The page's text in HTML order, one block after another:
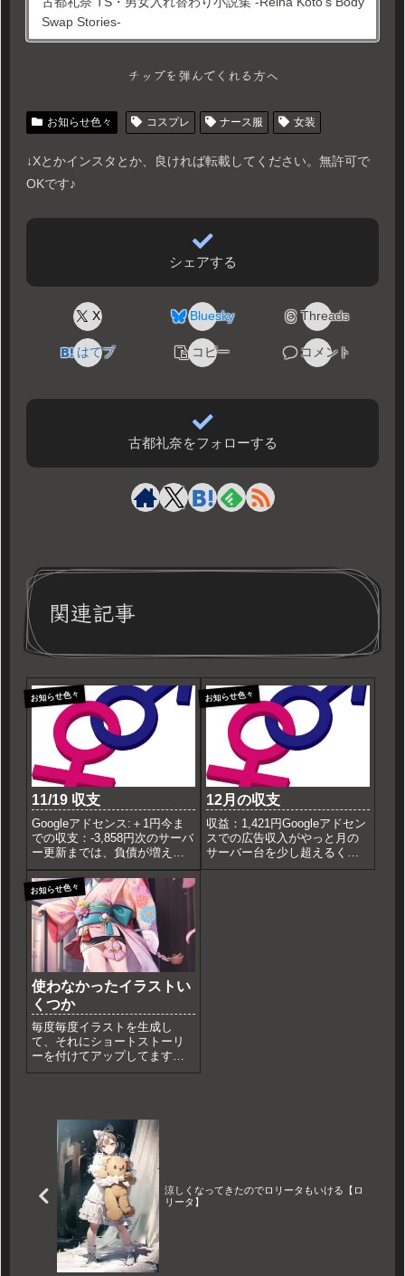
Swap Stories-
チップを弾んでくれる方へ
お知らせ色々 コスプレ ナース服 女装
↓Xとかインスタとか、良ければ転載してください。無許可で
OKです♪
シェアする
X Bluesky Threads
はてブ コピー コメント
古都礼奈をフォローする
関連記事
お知らせ色々
11/19 収支
Googleアドセンス:＋1円今ま
での収支：-3,858円次のサーバ
ー更新までは、負債が増えな
いだけマシですね。余計なこ
とをしなければですが。。。
お知らせ色々
12月の収支
収益：1,421円Googleアドセン
スでの広告収入がやっと月の
サーバー台を少し超えるくら
いになった。このブログを見
お知らせ色々
使わなかったイラストい
くつか
毎度毎度イラストを生成し
て、それにショートストーリ
ーを付けてアップしてますが
諸事情により使わなかったイ
いという訳では無いですがな
んとなく使う気にならなかっ
たとしか...
涼しくなってきたのでロリータもいける【ロ
リータ】